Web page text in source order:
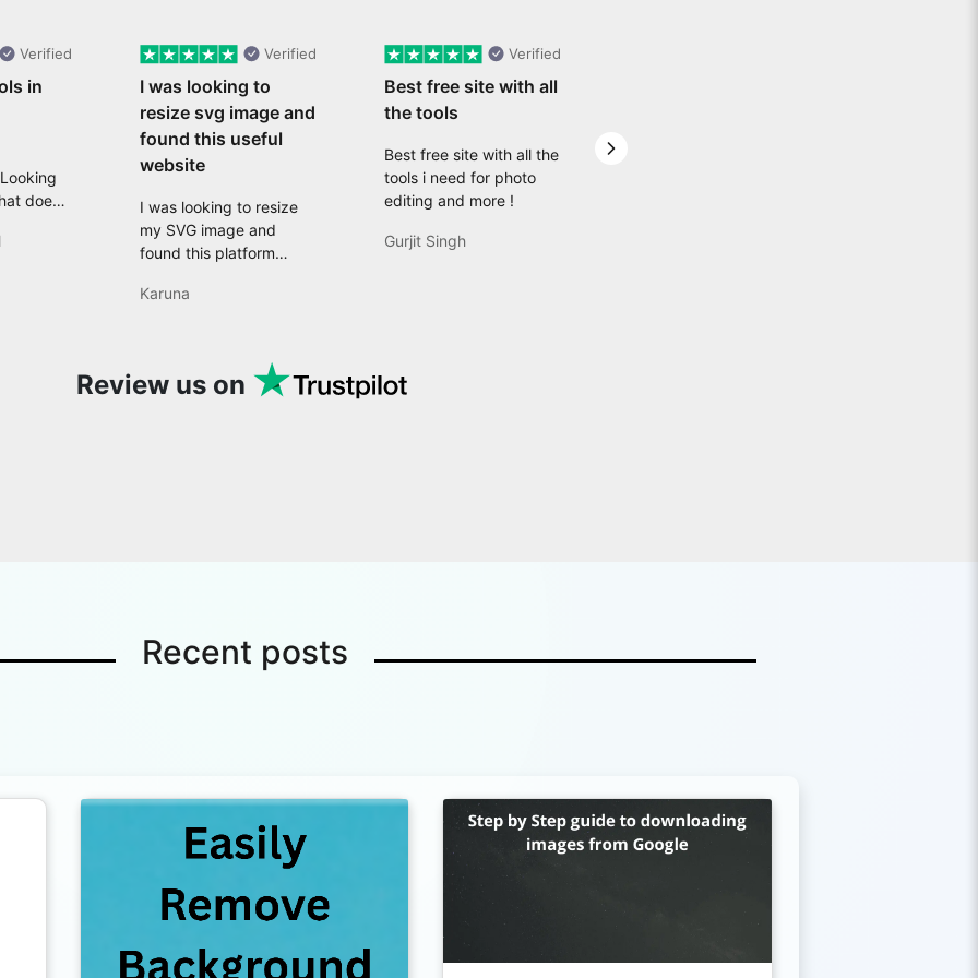
Verified
in
does
then
Verified
I was looking to
resize svg image and
found this useful
website
I was looking to resize
my SVG image and
found this platform
comprehensive features
and many more features
that are useful for my
Karuna
Verified
Best free site with all
the tools
Best free site with all the
tools i need for photo
editing and more !
Gurjit Singh
Next slide
Review us on
Recent posts